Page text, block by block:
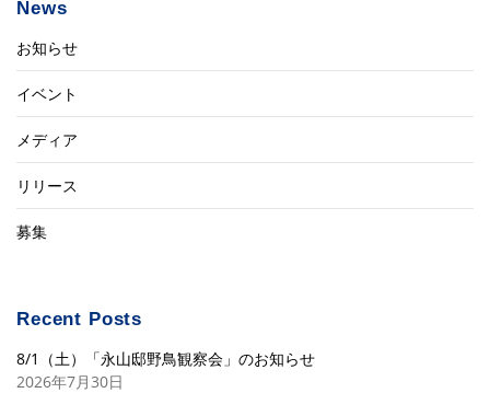
News
お知らせ
イベント
メディア
リリース
募集
Recent Posts
8/1（土）「永山邸野鳥観察会」のお知らせ
2026年7月30日